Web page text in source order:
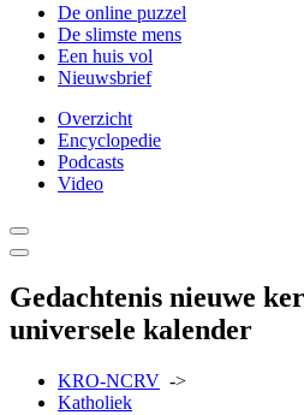
De online puzzel
De slimste mens
Een huis vol
Nieuwsbrief
Overzicht
Encyclopedie
Podcasts
Video
Gedachtenis nieuwe
universele kalender
KRO-NCRV ->
Katholiek